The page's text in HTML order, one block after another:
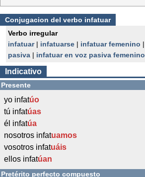
Conjugacion del verbo infatuar
Verbo irregular
infatuar| infatuarse | infatuar femenino |
pasiva | infatuar en voz pasiva femenino
Indicativo
Presente
yo infatúo
tú infatúas
él infatúa
nosotros infatuamos
vosotros infatuáis
ellos infatúan
Pretérito perfecto compuesto